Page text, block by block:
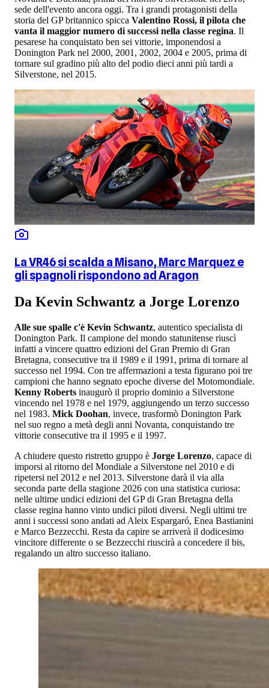
sede dell'evento ancora oggi. Tra i grandi protagonisti della
storia del GP britannico spicca Valentino Rossi, il pilota che
vanta il maggior numero di successi nella classe regina. Il
pesarese ha conquistato ben sei vittorie, imponendosi a
Donington Park nel 2000, 2001, 2002, 2004 e 2005, prima di
tornare sul gradino più alto del podio dieci anni più tardi a
Silverstone, nel 2015.
La VR46 si scalda a Misano, Marc Marquez e
gli spagnoli rispondono ad Aragon
Da Kevin Schwantz a Jorge Lorenzo
Alle sue spalle c'è Kevin Schwantz, autentico specialista di
Donington Park. Il campione del mondo statunitense riuscì
infatti a vincere quattro edizioni del Gran Premio di Gran
Bretagna, consecutive tra il 1989 e il 1991, prima di tornare al
successo nel 1994. Con tre affermazioni a testa figurano poi tre
campioni che hanno segnato epoche diverse del Motomondiale.
Kenny Roberts inaugurò il proprio dominio a Silverstone
vincendo nel 1978 e nel 1979, aggiungendo un terzo successo
nel 1983. Mick Doohan, invece, trasformò Donington Park
nel suo regno a metà degli anni Novanta, conquistando tre
vittorie consecutive tra il 1995 e il 1997.
A chiudere questo ristretto gruppo è Jorge Lorenzo, capace di
imporsi al ritorno del Mondiale a Silverstone nel 2010 e di
ripetersi nel 2012 e nel 2013. Silverstone darà il via alla
seconda parte della stagione 2026 con una statistica curiosa:
nelle ultime undici edizioni del GP di Gran Bretagna della
classe regina hanno vinto undici piloti diversi. Negli ultimi tre
anni i successi sono andati ad Aleix Espargaró, Enea Bastianini
e Marco Bezzecchi. Resta da capire se arriverà il dodicesimo
vincitore differente o se Bezzecchi riuscirà a concedere il bis,
regalando un altro successo italiano.